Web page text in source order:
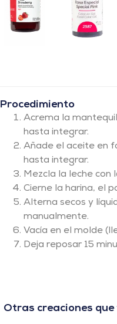
Procedimiento
Acrema la
hasta integrar.
Añade el aceite en
hasta integrar.
Mezcla la leche con
Cierne la harina, el
Alterna secos y
manualmente.
Vacía en el molde
Deja reposar 15
Otras creaciones